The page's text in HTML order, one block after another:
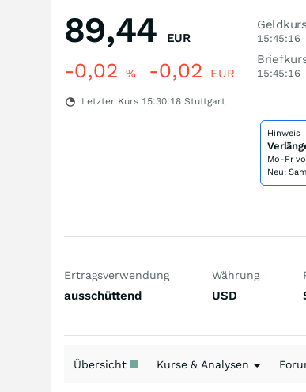
89,44 EUR
-0,02 % -0,02 EUR
Letzter Kurs 15:30:18 Stuttgart
Geldkurs
15:45:16
15:45:16
Hinweis
Mo-Fr
Neu:
Ertragsverwendung
ausschüttend
Währung
USD
Übersicht Kurse & Analysen